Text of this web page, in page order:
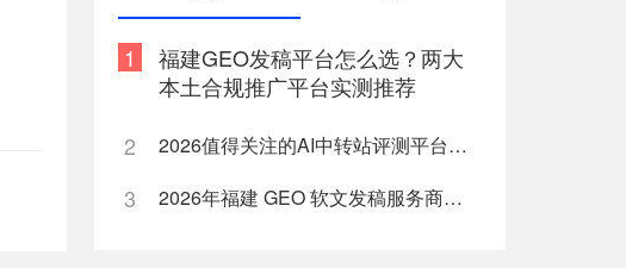
1
福建GEO发稿平台怎么选？两大
本土合规推广平台实测推荐
2
2026值得关注的AI中转站评测平台盘点
3 2026年福建 GEO 软文发稿服务商｜慧品宣：以 AI 技术赋能品牌全域传播